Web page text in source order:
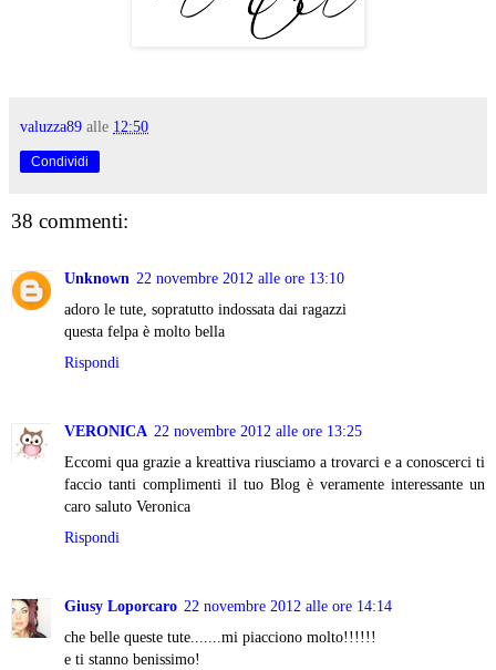
valuzza89 alle 12:50
Condividi
38 commenti:
Unknown 22 novembre 2012 alle ore 13:10
adoro le tute, sopratutto indossata dai ragazzi
questa felpa è molto bella
Rispondi
VERONICA 22 novembre 2012 alle ore 13:25
Eccomi qua grazie a kreattiva riusciamo a trovarci e a conoscerci ti
faccio tanti complimenti il tuo Blog è veramente interessante un
caro saluto Veronica
Rispondi
Giusy Loporcaro 22 novembre 2012 alle ore 14:14
che belle queste tute.......mi piacciono molto!!!!!!
e ti stanno benissimo!